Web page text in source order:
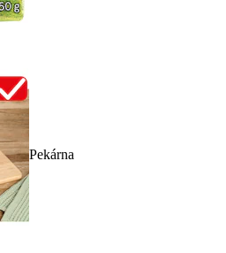
Pekárna